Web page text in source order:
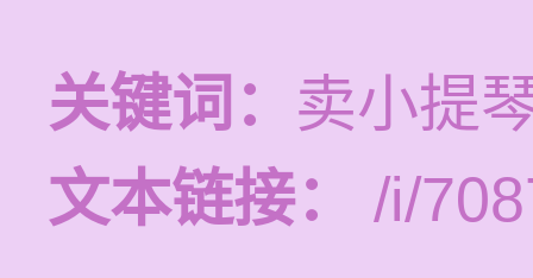
关键词： 卖小提
文本链接：
/i/